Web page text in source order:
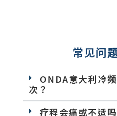
常见问
ONDA意大利冷
次？
疗程会痛或不适吗